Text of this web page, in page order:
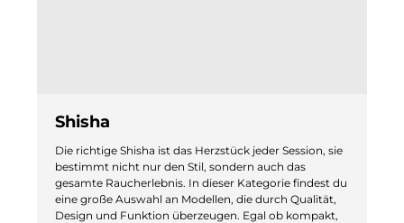
Shisha
Die richtige Shisha ist das Herzstück jeder Session, sie
bestimmt nicht nur den Stil, sondern auch das
gesamte Raucherlebnis. In dieser Kategorie findest du
eine große Auswahl an Modellen, die durch Qualität,
Design und Funktion überzeugen. Egal ob kompakt,